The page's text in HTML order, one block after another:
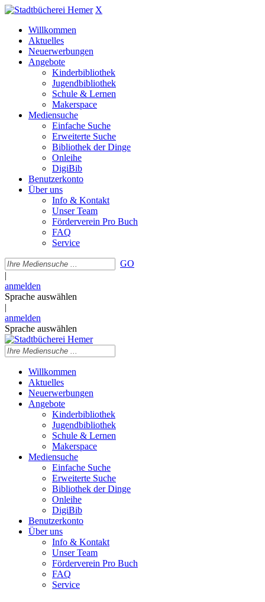
X
Willkommen
Aktuelles
Neuerwerbungen
Angebote
Kinderbibliothek
Jugendbibliothek
Schule & Lernen
Makerspace
Mediensuche
Einfache Suche
Erweiterte Suche
Bibliothek der Dinge
Onleihe
DigiBib
Benutzerkonto
Über uns
Info & Kontakt
Unser Team
Förderverein Pro Buch
FAQ
Service
GO
|
anmelden
Sprache auswählen
|
anmelden
Sprache auswählen
Willkommen
Aktuelles
Neuerwerbungen
Angebote
Kinderbibliothek
Jugendbibliothek
Schule & Lernen
Makerspace
Mediensuche
Einfache Suche
Erweiterte Suche
Bibliothek der Dinge
Onleihe
DigiBib
Benutzerkonto
Über uns
Info & Kontakt
Unser Team
Förderverein Pro Buch
FAQ
Service